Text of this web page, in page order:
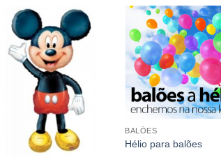
BALÕES
Hélio para balões